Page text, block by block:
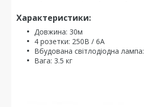
Характеристики:
Довжина: 30м
4 розетки: 250В / 6А
Вбудована світлодіодна
Вага: 3.5 кг